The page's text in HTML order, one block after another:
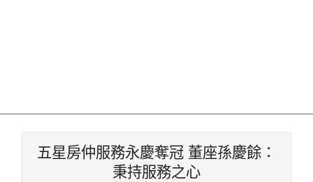
五星房仲服務永慶奪冠 董座孫慶餘：
秉持服務之心